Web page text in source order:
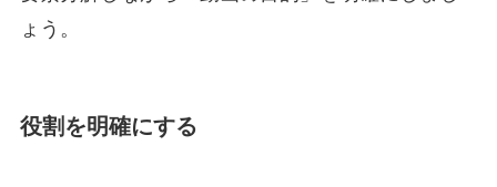
ょう。
役割を明確にする